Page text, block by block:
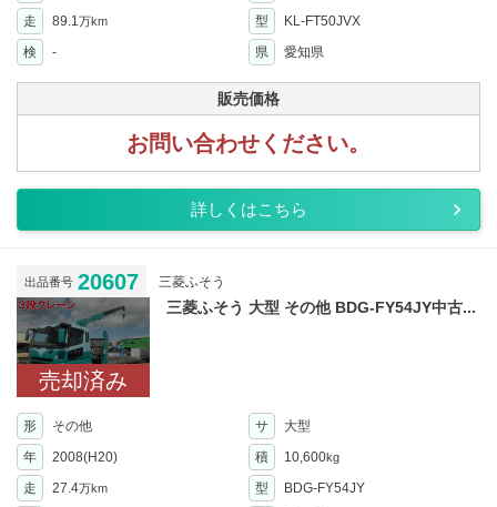
走 89.1万km 型
KL-FT50JVX
検
- 県 愛知県
販売価格
お問い合わせください。
詳しくはこちら
出品番号 20607 三菱ふそう
売却済み
三菱ふそう 大型 その他 BDG-FY54JY中古...
形 その他 サ
大型
年
2008(H20) 積 10,600kg
走 27.4万km 型
BDG-FY54JY